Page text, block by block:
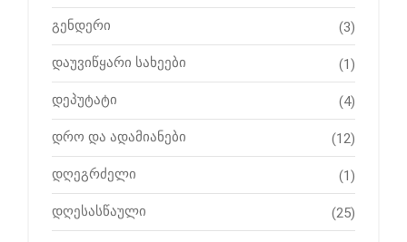
გენდერი (3)
დაუვიწყარი სახეები (1)
დეპუტატი (4)
დრო და ადამიანები (12)
დღეგრძელი (1)
დღესასწაული (25)